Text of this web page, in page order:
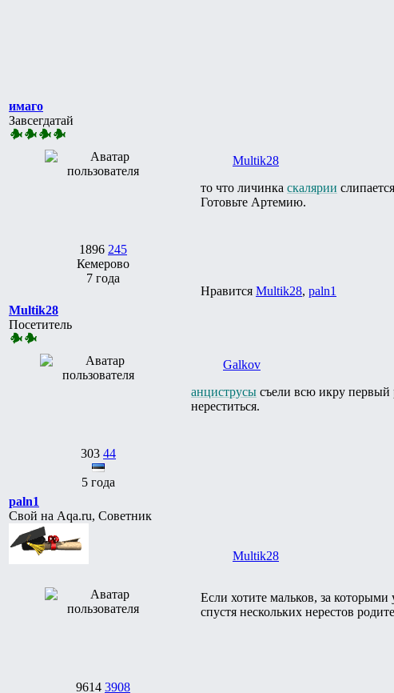
имаго
Завсегдатай
1896 245
Кемерово
7 года
Multik28
то что личинка скалярии
Готовьте Артемию.
Нравится Multik28, paln1
Multik28
Посетитель
303 44
5 года
Galkov
анциструсы съели всю икру первый
нереститься.
paln1
Свой на Aqa.ru, Советник
9614 3908
Multik28
Если хотите мальков, за
спустя нескольких нерестов